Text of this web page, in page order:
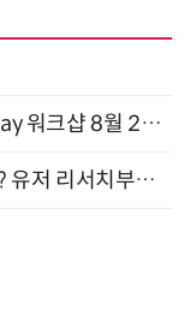
양자컴퓨팅 비즈니스·기술 입문 1-Day 워크샵 8월 28일 개최
그럴듯하지만 AI가 만든 티가 난다면? 유저 리서치부터 배포까지! (9/15)